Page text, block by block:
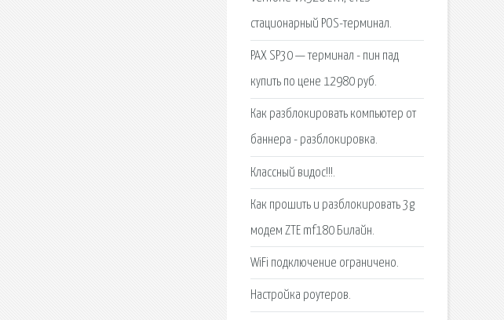
стационарный POS-терминал.
PAX SP30 — терминал - пин пад
купить по цене 12980 руб.
Как разблокировать компьютер от
баннера - разблокировка.
Классный видос!!!.
Как прошить и разблокировать 3g
модем ZTE mf180 Билайн.
WiFi подключение ограничено.
Настройка роутеров.